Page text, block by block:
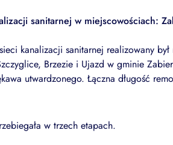
sanitarnej w miejscowościach:
kanalizacji sanitarnej realizowany
Brzezie i Ujazd w gminie
utwardzonego. Łączna długość
w trzech etapach.